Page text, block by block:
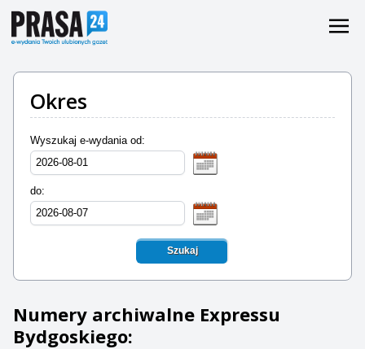
Okres
Wyszukaj e-wydania od:
do:
Szukaj
Numery archiwalne Expressu
Bydgoskiego: